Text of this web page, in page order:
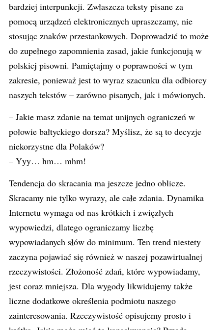
bardziej interpunkcji. Zwłaszcza teksty pisane za
pomocą urządzeń elektronicznych upraszczamy, nie
stosując znaków przestankowych. Doprowadzić to może
do zupełnego zapomnienia zasad, jakie funkcjonują w
polskiej pisowni. Pamiętajmy o poprawności w tym
zakresie, ponieważ jest to wyraz szacunku dla odbiorcy
naszych tekstów – zarówno pisanych, jak i mówionych.
– Jakie masz zdanie na temat unijnych ograniczeń w
połowie bałtyckiego dorsza? Myślisz, że są to decyzje
niekorzystne dla Polaków?
– Yyy… hm… mhm!
Tendencja do skracania ma jeszcze jedno oblicze.
Skracamy nie tylko wyrazy, ale całe zdania. Dynamika
Internetu wymaga od nas krótkich i zwięzłych
wypowiedzi, dlatego ograniczamy liczbę
wypowiadanych słów do minimum. Ten trend niestety
zaczyna pojawiać się również w naszej pozawirtualnej
rzeczywistości. Złożoność zdań, które wypowiadamy,
jest coraz mniejsza. Dla wygody likwidujemy także
liczne dodatkowe określenia podmiotu naszego
zainteresowania. Rzeczywistość opisujemy prosto i